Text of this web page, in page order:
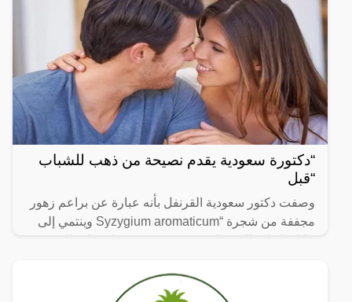
“دكتورة سعودية يقدم نصيحة من ذهب للشباب
“قبل
وصفت دكتور سعودية القرنفل بأنه عبارة عن براعم زهور
مجففة من شجرة “Syzygium aromaticum وينتمي إلى